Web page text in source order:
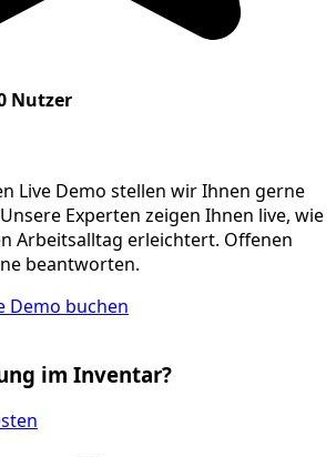
Nutzer
Live Demo stellen wir Ihnen gerne
Experten zeigen Ihnen live, wie
Arbeitsalltag erleichtert. Offenen
beantworten.
Demo buchen
im Inventar?